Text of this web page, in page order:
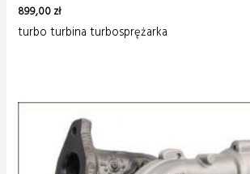
899,00zł
turbo turbina turbosprężarka